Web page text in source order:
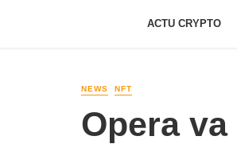
ACTU CRYPTO
NEWS NFT
Opera